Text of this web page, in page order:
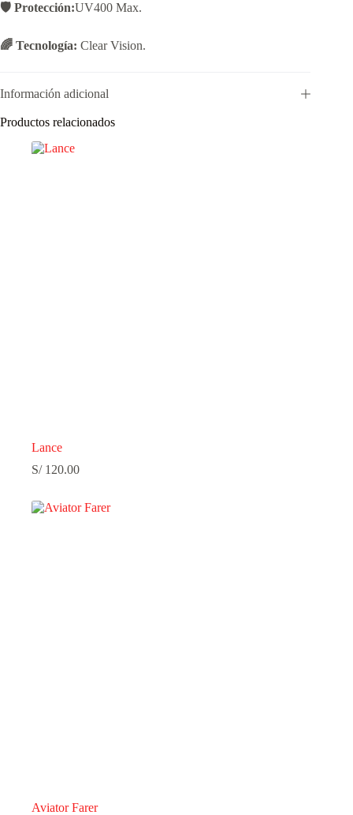
🛡️ Protección:UV400 Max.
🌈 Tecnología: Clear Vision.
Información adicional
Productos relacionados
Lance
S/120.00
Aviator Farer